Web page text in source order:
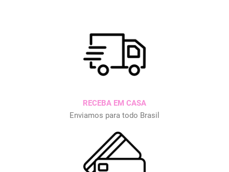
RECEBA EM CASA
Enviamos para todo Brasil